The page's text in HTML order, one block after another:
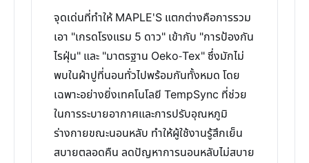
จุดเด่นที่ทำให้ MAPLE'S แตกต่างคือการรวม
เอา "เกรดโรงแรม 5 ดาว" เข้ากับ "การป้องกัน
ไรฝุ่น" และ "มาตรฐาน Oeko-Tex" ซึ่งมักไม่
พบในผ้าปูที่นอนทั่วไปพร้อมกันทั้งหมด โดย
เฉพาะอย่างยิ่งเทคโนโลยี TempSync ที่ช่วย
ในการระบายอากาศและการปรับอุณหภูมิ
ร่างกายขณะนอนหลับ ทำให้ผู้ใช้งานรู้สึกเย็น
สบายตลอดคืน ลดปัญหาการนอนหลับไม่สบาย